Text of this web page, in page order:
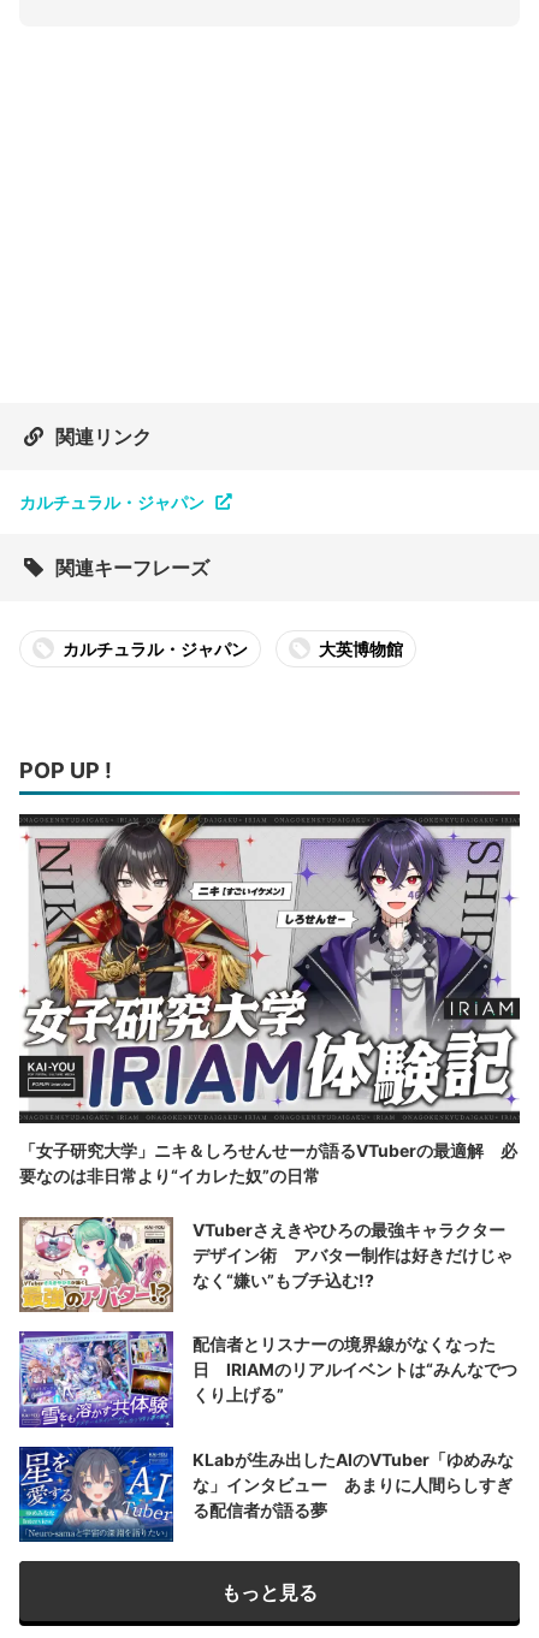
関連リンク
カルチュラル・ジャパン
関連キーフレーズ
カルチュラル・ジャパン 大英博物館
POP UP !
「女子研究大学」ニキ＆しろせんせーが語るVTuberの最適解 必
要なのは非日常より“イカレた奴”の日常
VTuberさえきやひろの最強キャラクター
デザイン術 アバター制作は好きだけじゃ
なく“嫌い”もブチ込む!?
配信者とリスナーの境界線がなくなった
日 IRIAMのリアルイベントは“みんなでつ
くり上げる”
KLabが生み出したAIのVTuber「ゆめみな
な」インタビュー あまりに人間らしすぎ
る配信者が語る夢
もっと見る